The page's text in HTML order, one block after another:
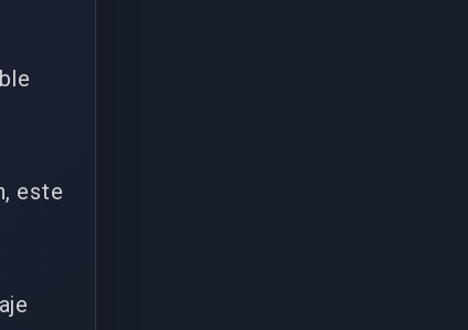
este